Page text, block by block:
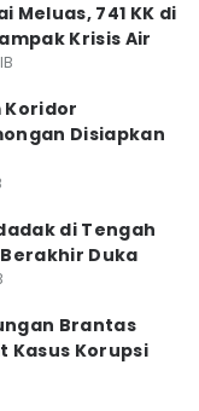
Meluas, 741 KK di
Krisis Air
Koridor
Disiapkan
di Tengah
Duka
Brantas
Kasus Korupsi